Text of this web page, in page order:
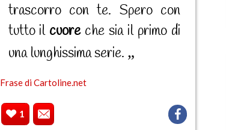
trascorro con te. Spero con
tutto il cuoreche sia il primo di
una lunghissima serie.
Frase di Cartoline.net
1